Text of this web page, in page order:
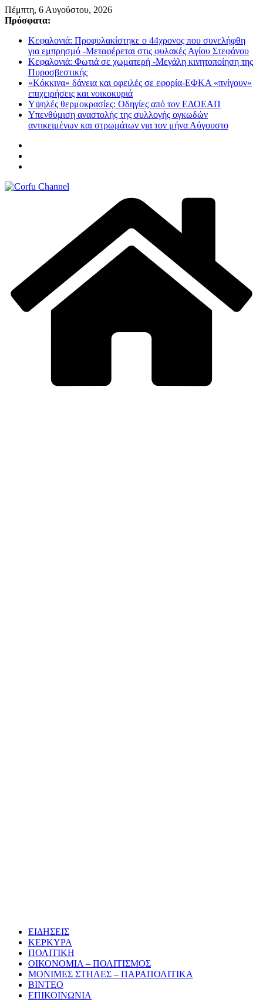
Μετάβαση
σε
Πέμπτη, 6 Αυγούστου, 2026
Πρόσφατα:
Κεφαλονιά: Προφυλακίστηκε ο 44χρονος που συνελήφθη
για εμπρησμό -Μεταφέρεται στις φυλακές Αγίου Στεφάνου
Κεφαλονιά: Φωτιά σε χωματερή -Μεγάλη κινητοποίηση της
Πυροσβεστικής
«Κόκκινα» δάνεια και οφειλές σε εφορία-ΕΦΚΑ «πνίγουν»
επιχειρήσεις και νοικοκυριά
Υψηλές θερμοκρασίες: Οδηγίες από τον ΕΔΟΕΑΠ
Υπενθύμιση αναστολής της συλλογής ογκωδών
αντικειμένων και στρωμάτων για τον μήνα Αύγουστο
ΕΙΔΗΣΕΙΣ
ΚΕΡΚΥΡΑ
ΠΟΛΙΤΙΚΗ
ΟΙΚΟΝΟΜΙΑ – ΠΟΛΙΤΙΣΜΟΣ
ΜΟΝΙΜΕΣ ΣΤΗΛΕΣ – ΠΑΡΑΠΟΛΙΤΙΚΑ
ΒΙΝΤΕΟ
ΕΠΙΚΟΙΝΩΝΙΑ